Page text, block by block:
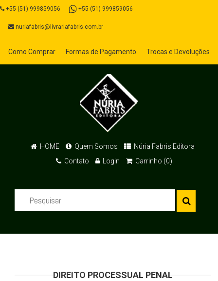
+55 (51) 999859056 +55 (51) 999859056
nuriafabris@livrariafabris.com.br
Como Comprar Formas de Pagamento Trocas e Devoluções
HOME Quem Somos
Núria Fabris Editora
Contato
Login Carrinho (0)
DIREITO PROCESSUAL PENAL